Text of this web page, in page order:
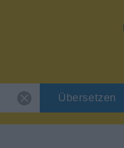
Übersetzen